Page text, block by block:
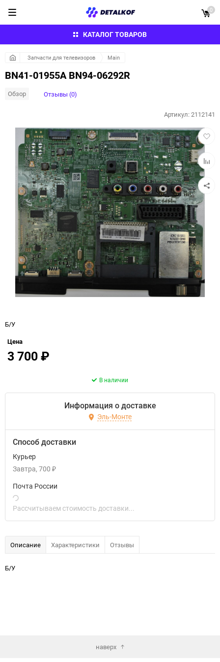
КАТАЛОГ ТОВАРОВ
0
Запчасти для телевизоров Main
BN41-01955A BN94-06292R
Обзор Отзывы (0)
в
к
Артикул:2112141
Б/У
Цена
3 700₽
В наличии
Информация о доставке
Эль-Монте
Способ доставки
Курьер
Завтра 700 ₽
Почта России
Рассчитываем стоимость доставки...
Описание Характеристики Отзывы
Б/У
наверх